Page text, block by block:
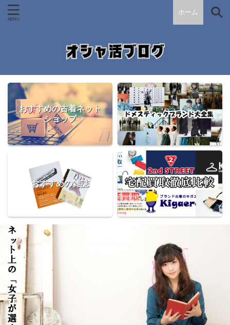
ホーム
おすすめの古着ネット
ショップ
おすすめの雑誌